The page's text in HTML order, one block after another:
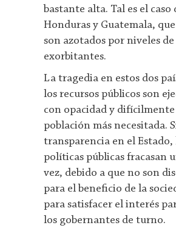
bastante alta. Tal es el caso
Honduras y Guatemala,
son azotados por niveles
exorbitantes.
La tragedia en estos dos
los recursos públicos son
con opacidad y
población más necesitada.
transparencia en el Estado,
políticas públicas fracasan
vez, debido a que no son
para el beneficio de la
para satisfacer el interés
los gobernantes de turno.